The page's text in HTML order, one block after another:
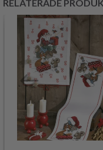
RELATERADE